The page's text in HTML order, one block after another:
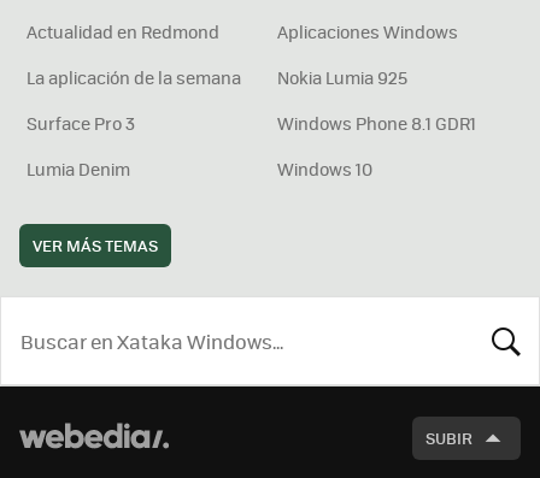
Actualidad en Redmond
Aplicaciones Windows
La aplicación de la semana
Nokia Lumia 925
Surface Pro 3
Windows Phone 8.1 GDR1
Lumia Denim
Windows 10
VER MÁS TEMAS
SUBIR